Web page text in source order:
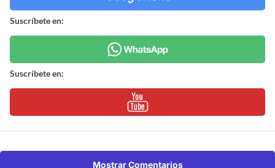
Suscríbete en:
Suscríbete en:
Mostrar Comentarios